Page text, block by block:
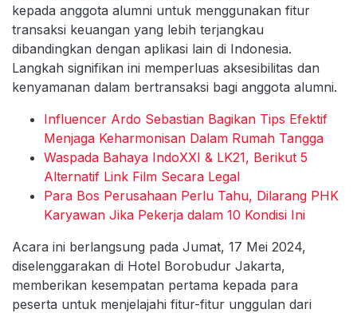
kepada anggota alumni untuk menggunakan fitur
transaksi keuangan yang lebih terjangkau
dibandingkan dengan aplikasi lain di Indonesia.
Langkah signifikan ini memperluas aksesibilitas dan
kenyamanan dalam bertransaksi bagi anggota alumni.
Influencer Ardo Sebastian Bagikan Tips Efektif
Menjaga Keharmonisan Dalam Rumah Tangga
Waspada Bahaya IndoXXI & LK21, Berikut 5
Alternatif Link Film Secara Legal
Para Bos Perusahaan Perlu Tahu, Dilarang PHK
Karyawan Jika Pekerja dalam 10 Kondisi Ini
Acara ini berlangsung pada Jumat, 17 Mei 2024,
diselenggarakan di Hotel Borobudur Jakarta,
memberikan kesempatan pertama kepada para
peserta untuk menjelajahi fitur-fitur unggulan dari